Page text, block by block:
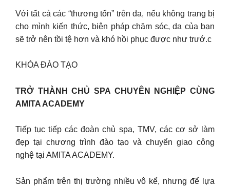
Với tất cả các “thương tổn” trên da, nếu không trang bị
cho mình kiến thức, biện pháp chăm sóc, da của bạn
sẽ trở nên tồi tệ hơn và khó hồi phục được như trướ.c
KHÓA ĐÀO TẠO
TRỞ THÀNH CHỦ SPA CHUYÊN NGHIỆP CÙNG
AMITA ACADEMY
Tiếp tục tiếp các đoàn chủ spa, TMV, các cơ sở làm
đẹp tại chương trình đào tạo và chuyển giao công
nghệ tại AMITA ACADEMY.
Sản phẩm trên thị trường nhiều vô kể, nhưng để lựa